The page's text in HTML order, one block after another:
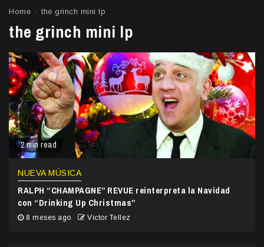
Home the grinch mini lp
the grinch mini lp
2 min read
NUEVA MÚSICA
RALPH “CHAMPAGNE” REVUE reinterpreta la Navidad
con “Drinking Up Christmas”
8 meses ago Victor Tellez